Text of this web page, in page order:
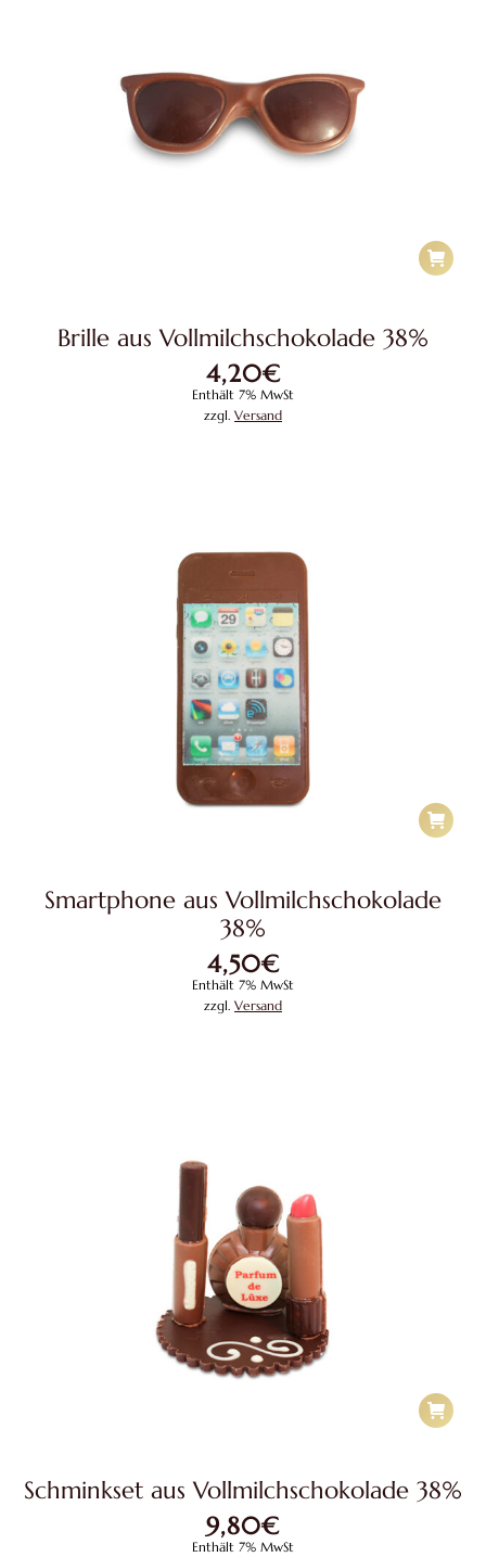
Brille aus Vollmilchschokolade 38%
4,20€
Enthält 7% MwSt
zzgl. Versand
Smartphone aus Vollmilchschokolade
38%
4,50€
Enthält 7% MwSt
zzgl. Versand
Schminkset aus Vollmilchschokolade 38%
9,80€
Enthält 7% MwSt